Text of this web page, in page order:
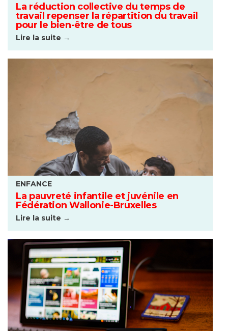
La réduction collective du temps de
travail repenser la répartition du travail
pour le bien-être de tous
Lire la suite →
ENFANCE
La pauvreté infantile et juvénile en
Fédération Wallonie-Bruxelles
Lire la suite →